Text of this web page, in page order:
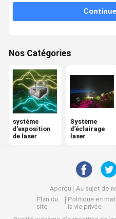
La lumière laser du club
Lumière laser de 80 W
Lumière laser haute
Nos Catégories
système
d'exposition
de laser
Système
d'éclairage
laser
Aperçu Au sujet de
Plan du
site
Politique en
la vie privée